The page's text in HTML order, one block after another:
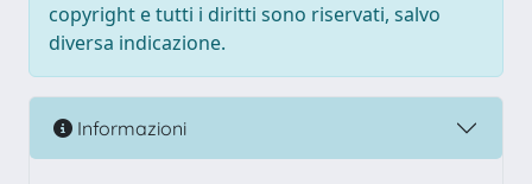
copyright e tutti i diritti sono riservati, salvo
diversa indicazione.
Informazioni